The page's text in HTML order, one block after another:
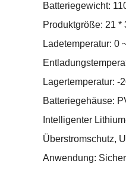
Batteriegewicht:
Produktgröße: 21 *
Ladetemperatur: 0
Lagertemperatur:
Batteriegehäuse:
Intelligenter
Überstromschutz,
Anwendung: